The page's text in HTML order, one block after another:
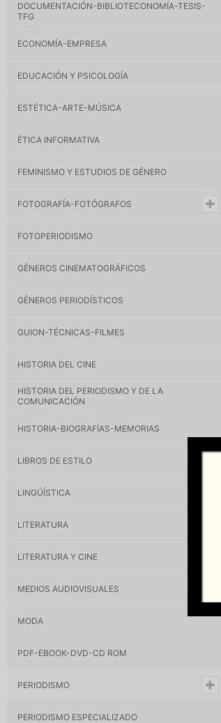
DOCUMENTACIÓN-BIBLIOTECONOMÍA-TESIS-
TFG
ECONOMÍA-EMPRESA
EDUCACIÓN Y PSICOLOGÍA
ESTÉTICA-ARTE-MÚSICA
ÉTICA INFORMATIVA
FEMINISMO Y ESTUDIOS DE GÉNERO
FOTOGRAFÍA-FOTÓGRAFOS
FOTOPERIODISMO
GÉNEROS CINEMATOGRÁFICOS
GÉNEROS PERIODÍSTICOS
GUION-TÉCNICAS-FILMES
HISTORIA DEL CINE
HISTORIA DEL PERIODISMO Y DE LA
COMUNICACIÓN
HISTORIA-BIOGRAFÍAS-MEMORIAS
LIBROS DE ESTILO
LINGÚÍSTICA
LITERATURA
LITERATURA Y CINE
MEDIOS AUDIOVISUALES
MODA
PDF-EBOOK-DVD-CD ROM
PERIODISMO
PERIODISMO ESPECIALIZADO